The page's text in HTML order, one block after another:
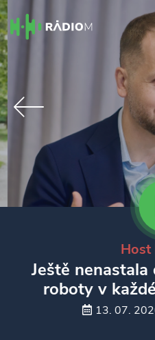
Host
Ještě nenastala
roboty v
13. 07. 2026